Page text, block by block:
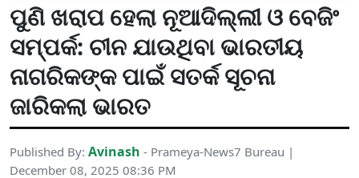
ପୁଣି ଖରାପ ହେଲା ନୂଆଦିଲ୍ଲୀ ଓ ବେଜିଂ
ସମ୍ପର୍କ: ଚୀନ ଯାଉଥିବା ଭାରତୀୟ
ନାଗରିକଙ୍କ ପାଇଁ ସତର୍କ ସୂଚନା
ଜାରିକଲା ଭାରତ
Published By: Avinash - Prameya-News7 Bureau |
December 08, 2025 08:36 PM